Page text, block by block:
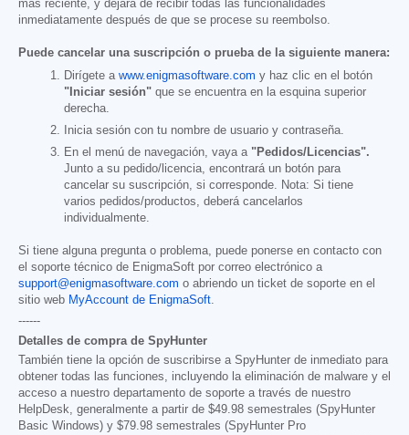
más reciente, y dejará de recibir todas las funcionalidades
inmediatamente después de que se procese su reembolso.
Puede cancelar una suscripción o prueba de la siguiente manera:
Dirígete a www.enigmasoftware.com y haz clic en el botón
"Iniciar sesión" que se encuentra en la esquina superior
derecha.
Inicia sesión con tu nombre de usuario y contraseña.
En el menú de navegación, vaya a "Pedidos/Licencias".
Junto a su pedido/licencia, encontrará un botón para
cancelar su suscripción, si corresponde. Nota: Si tiene
varios pedidos/productos, deberá cancelarlos
individualmente.
Si tiene alguna pregunta o problema, puede ponerse en contacto con
el soporte técnico de EnigmaSoft por correo electrónico a
support@enigmasoftware.com o abriendo un ticket de soporte en el
sitio web MyAccount de EnigmaSoft.
------
Detalles de compra de SpyHunter
También tiene la opción de suscribirse a SpyHunter de inmediato para
obtener todas las funciones, incluyendo la eliminación de malware y el
acceso a nuestro departamento de soporte a través de nuestro
HelpDesk, generalmente a partir de $49.98 semestrales (SpyHunter
Basic Windows) y $79.98 semestrales (SpyHunter Pro